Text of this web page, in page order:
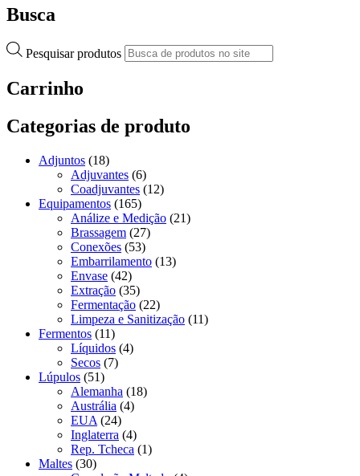
Busca
Pesquisar produtos
Carrinho
Categorias de produto
Adjuntos (18)
Adjuvantes (6)
Coadjuvantes (12)
Equipamentos (165)
Análize e Medição (21)
Brassagem (27)
Conexões (53)
Embarrilamento (13)
Envase (42)
Extração (35)
Fermentação (22)
Limpeza e Sanitização (11)
Fermentos (11)
Líquidos (4)
Secos (7)
Lúpulos (51)
Alemanha (18)
Austrália (4)
EUA (24)
Inglaterra (4)
Rep. Tcheca (1)
Maltes (30)